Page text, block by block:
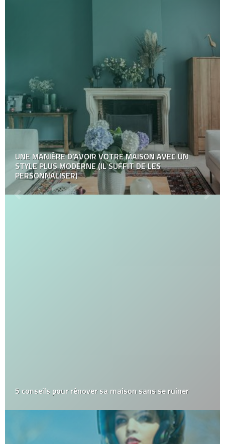
UNE MANIÈRE D’AVOIR VOTRE MAISON AVEC UN
STYLE PLUS MODERNE (IL SUFFIT DE LES
PERSONNALISER)
5 conseils pour rénover sa maison sans se ruiner